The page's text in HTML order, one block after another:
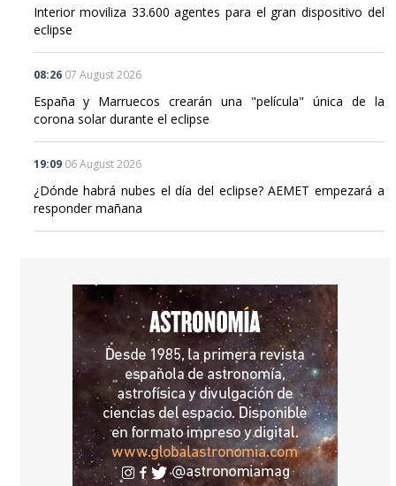
Interior moviliza 33.600 agentes para el gran dispositivo del
eclipse
08:26 07 August 2026
España y Marruecos crearán una "película" única de la
corona solar durante el eclipse
19:09 06 August 2026
¿Dónde habrá nubes el día del eclipse? AEMET empezará a
responder mañana